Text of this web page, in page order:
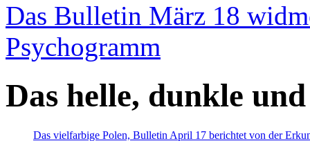
Das Bulletin März 18
Psychogramm
Das helle, dunkle
Das vielfarbige Polen, Bulletin April 17 berichtet von der